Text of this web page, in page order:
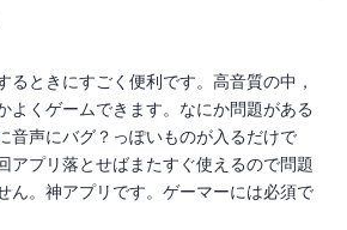
るときにすごく便利です。高音質の中，
よくゲームできます。なにか問題がある
音声にバグ？っぽいものが入るだけで
アプリ落とせばまたすぐ使えるので問題
ん。神アプリです。ゲーマーには必須で